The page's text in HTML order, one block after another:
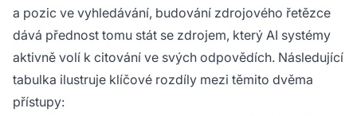
a pozic ve vyhledávání, budování zdrojového řetězce
dává přednost tomu stát se zdrojem, který AI systémy
aktivně volí k citování ve svých odpovědích. Následující
tabulka ilustruje klíčové rozdíly mezi těmito dvěma
přístupy: